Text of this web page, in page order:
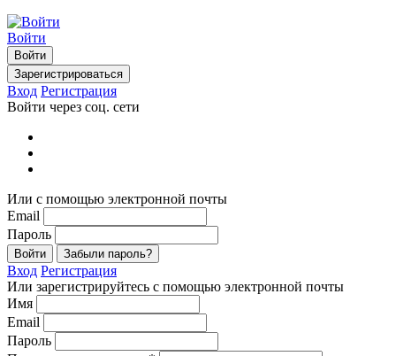
Войти
Войти
Зарегистрироваться
Вход Регистрация
Войти через соц. сети
Или с помощью электронной почты
Email
Пароль
Войти Забыли пароль?
Вход Регистрация
Или зарегистрируйтесь с помощью электронной почты
Имя
Email
Пароль